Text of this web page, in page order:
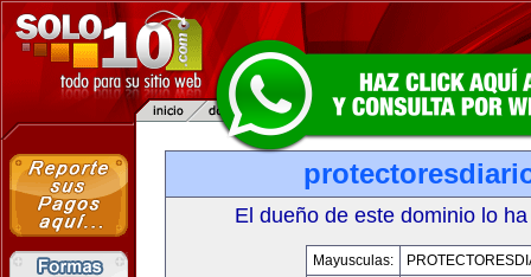
El dueño de este dominio lo
Mayusculas: